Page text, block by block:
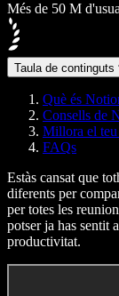
Més de 50 M
Taula de continguts
Què és
Consells de
Millora el
FAQs
Estàs cansat que
diferents per
per totes les
potser ja has sentit
productivitat.